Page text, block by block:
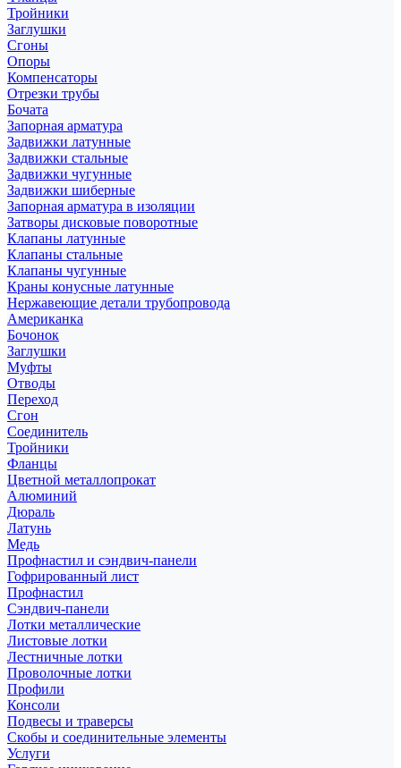
Тройники
Заглушки
Сгоны
Опоры
Компенсаторы
Отрезки трубы
Бочата
Запорная арматура
Задвижки латунные
Задвижки стальные
Задвижки чугунные
Задвижки шиберные
Запорная арматура в изоляции
Затворы дисковые поворотные
Клапаны латунные
Клапаны стальные
Клапаны чугунные
Краны конусные латунные
Нержавеющие детали трубопровода
Американка
Бочонок
Заглушки
Муфты
Отводы
Переход
Сгон
Соединитель
Тройники
Фланцы
Цветной металлопрокат
Алюминий
Дюраль
Латунь
Медь
Профнастил и сэндвич-панели
Гофрированный лист
Профнастил
Сэндвич-панели
Лотки металлические
Листовые лотки
Лестничные лотки
Проволочные лотки
Профили
Консоли
Подвесы и траверсы
Скобы и соединительные элементы
Услуги